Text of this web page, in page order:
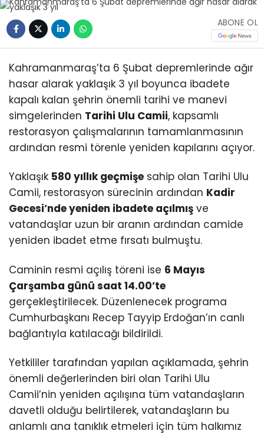
ABONE OL
Kahramanmaraş’ta 6 Şubat depremlerinde ağır
hasar alarak yaklaşık 3 yıl boyunca ibadete
kapalı kalan şehrin önemli tarihi ve manevi
simgelerinden Tarihi Ulu Camii, kapsamlı
restorasyon çalışmalarının tamamlanmasının
ardından resmi törenle yeniden kapılarını açıyor.
Yaklaşık 580 yıllık geçmişe sahip olan Tarihi Ulu
Camii, restorasyon sürecinin ardından Kadir
Gecesi’nde yeniden ibadete açılmış ve
vatandaşlar uzun bir aranın ardından camide
yeniden ibadet etme fırsatı bulmuştu.
Caminin resmi açılış töreni ise 6 Mayıs
Çarşamba günü saat 14.00’te
gerçekleştirilecek. Düzenlenecek programa
Cumhurbaşkanı Recep Tayyip Erdoğan’ın canlı
bağlantıyla katılacağı bildirildi.
Yetkililer tarafından yapılan açıklamada, şehrin
önemli değerlerinden biri olan Tarihi Ulu
Camii’nin yeniden açılışına tüm vatandaşların
davetli olduğu belirtilerek, vatandaşların bu
anlamlı ana tanıklık etmeleri için tüm halkımız